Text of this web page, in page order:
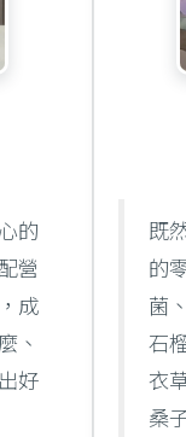
的
營
成
、
好
既
的
菌
石
衣
桑